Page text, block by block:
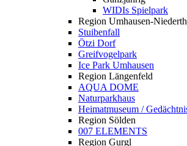
WIDIs Spielpark
Region Umhausen-
Stuibenfall
Ötzi Dorf
Greifvogelpark
Ice Park Umhausen
Region Längenfeld
AQUA DOME
Naturparkhaus
Heimatmuseum /
Region Sölden
007 ELEMENTS
Region Gurgl